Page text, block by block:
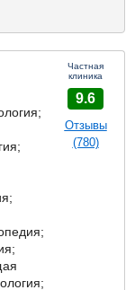
Частная
клиника
9.6
Отзывы
(780)